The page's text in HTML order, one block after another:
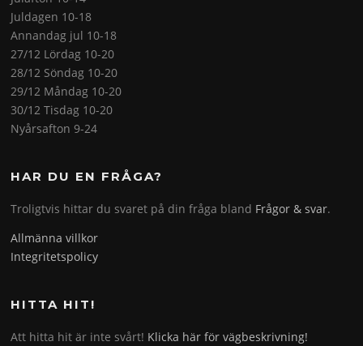
Juldagen 10-18
Annandag jul 10-18
27/12 Lördag 10-20
28/12 Söndag 10-20
29/12 Måndag 10-20
30/12 Tisdag 10-20
Nyårsafton 9-24
HAR DU EN FRÅGA?
Troligtvis hittar du svaret på din fråga bland Frågor & svar.
Allmänna villkor
Integritetspolicy
HITTA HIT!
Att hitta hit är inte svårt! Klicka här för vägbeskrivning!